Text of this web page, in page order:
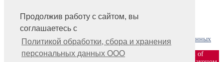
Продолжив работу с сайтом, вы
соглашаетесь с
Политикой обработки, сбора и хранения
персональных данных ООО
Контакты, учредитель, редакция
Политика обработки, сбора и хранения персональных данных
ООО «Издательство «Мир науки» \ «Publishing company «World of